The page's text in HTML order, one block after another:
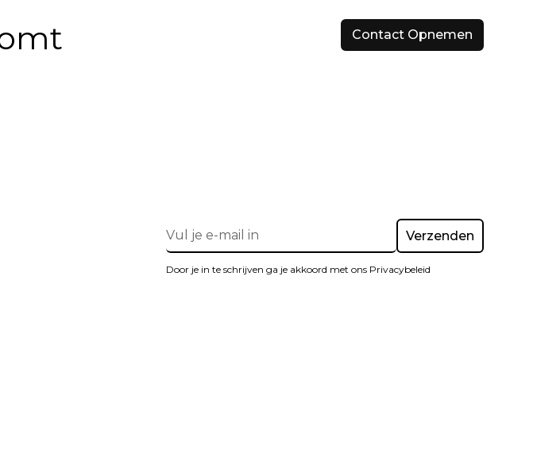
Contact Opnemen
Door je in te schrijven ga je akkoord met ons Privacybeleid